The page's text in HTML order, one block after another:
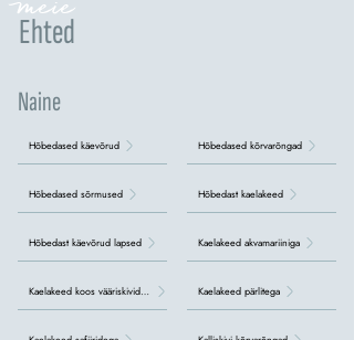
Ehted
Naine
Hõbedased käevõrud
Hõbedased sõrmused
Hõbedast käevõrud lapsed
Kaelakeed koos vääriskividega
Hõbedased kõrvarõngad
Hõbedast kaelakeed
Kaelakeed akvamariiniga
Kaelakeed pärlitega